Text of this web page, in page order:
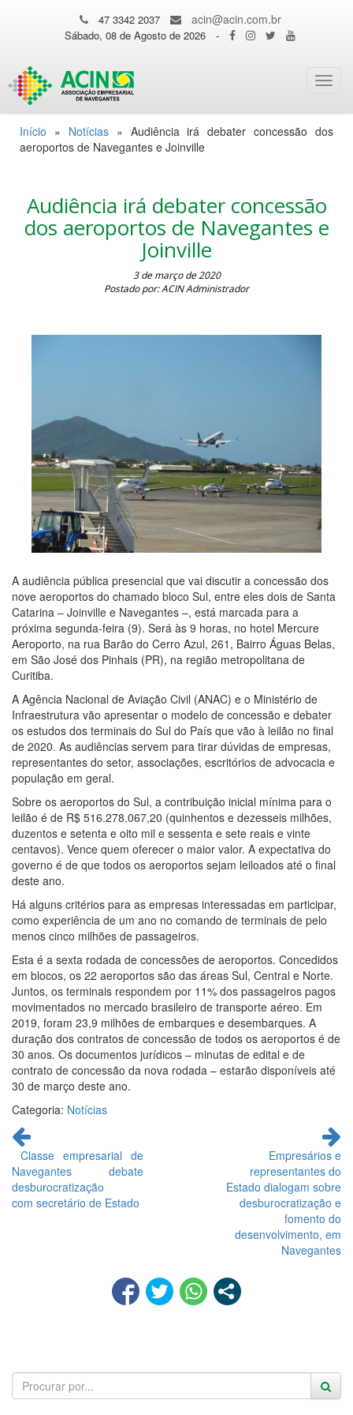
47 3342 2037 acin@acin.com.br
Sábado, 08 de Agosto de 2026 -
Início » Notícias» Audiência irá debater concessão dos
aeroportos de Navegantes e Joinville
Audiência irá debater concessão
dos aeroportos de Navegantes e
Joinville
3 de março de 2020
Postado por: ACIN Administrador
A audiência pública presencial que vai discutir a concessão dos
nove aeroportos do chamado bloco Sul, entre eles dois de Santa
Catarina – Joinville e Navegantes –, está marcada para a
próxima segunda-feira (9). Será às 9 horas, no hotel Mercure
Aeroporto, na rua Barão do Cerro Azul, 261, Bairro Águas Belas,
em São José dos Pinhais (PR), na região metropolitana de
Curitiba.
A Agência Nacional de Aviação Civil (ANAC) e o Ministério de
Infraestrutura vão apresentar o modelo de concessão e debater
os estudos dos terminais do Sul do País que vão à leilão no final
de 2020. As audiências servem para tirar dúvidas de empresas,
representantes do setor, associações, escritórios de advocacia e
população em geral.
Sobre os aeroportos do Sul, a contribuição inicial mínima para o
leilão é de R$ 516.278.067,20 (quinhentos e dezesseis milhões,
duzentos e setenta e oito mil e sessenta e sete reais e vinte
centavos). Vence quem oferecer o maior valor. A expectativa do
governo é de que todos os aeroportos sejam leiloados até o final
deste ano.
Há alguns critérios para as empresas interessadas em participar,
como experiência de um ano no comando de terminais de pelo
menos cinco milhões de passageiros.
Esta é a sexta rodada de concessões de aeroportos. Concedidos
em blocos, os 22 aeroportos são das áreas Sul, Central e Norte.
Juntos, os terminais respondem por 11% dos passageiros pagos
movimentados no mercado brasileiro de transporte aéreo. Em
2019, foram 23,9 milhões de embarques e desembarques. A
duração dos contratos de concessão de todos os aeroportos é de
30 anos. Os documentos jurídicos – minutas de edital e de
contrato de concessão da nova rodada – estarão disponíveis até
30 de março deste ano.
Categoria: Notícias
Continue
lendo
Classe empresarial de
Navegantes debate
desburocratização
com secretário de Estado
Empresários e
representantes do
Estado dialogam sobre
desburocratização e
fomento do
desenvolvimento, em
Navegantes